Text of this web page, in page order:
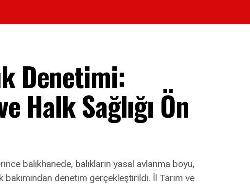
Denetimi:
Sağlığı Ön
balıkhanede, balıkların yasal avlanma boyu,
denetim gerçekleştirildi. İl Tarım ve